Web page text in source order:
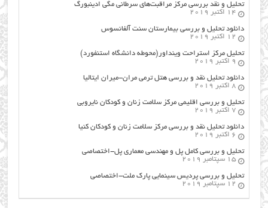
تحلیل و نقد بررسی مرکز مراقبت‌های سرطانی مگی ادینبورگ
14 اکتبر 2019
دانلود تحلیل و بررسی بیمارستان سنت آلفانسوس
12 اکتبر 2019
تحلیل مرکز استراحت وینداور(محوطه دانشگاه استنفورد)
9 اکتبر 2019
دانلود تحلیل نقد و بررسی هتل ترمی مران-میران ایتالیا
8 اکتبر 2019
تحلیل و بررسی اقلیمی مرکز سلامت زنان و کودکان نایروبی
7 اکتبر 2019
دانلود تحلیل نقد و بررسی مرکز سلامت زنان و کودکان کنیا
6 اکتبر 2019
تحلیل و بررسی کامل پل و مهندسی معماری پل-اختصاصی
15 سپتامبر 2019
تحلیل و بررسی پردیس سینمایی پارک ملت-اختصاصی
12 سپتامبر 2019